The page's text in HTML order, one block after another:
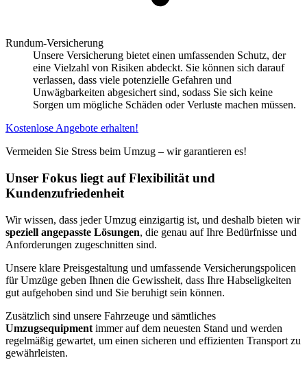
Rundum-Versicherung
Unsere Versicherung bietet einen umfassenden Schutz, der
eine Vielzahl von Risiken abdeckt. Sie können sich darauf
verlassen, dass viele potenzielle Gefahren und
Unwägbarkeiten abgesichert sind, sodass Sie sich keine
Sorgen um mögliche Schäden oder Verluste machen müssen.
Kostenlose Angebote erhalten!
Vermeiden Sie Stress beim Umzug – wir garantieren es!
Unser Fokus liegt auf Flexibilität und
Kundenzufriedenheit
Wir wissen, dass jeder Umzug einzigartig ist, und deshalb bieten wir
speziell angepasste Lösungen, die genau auf Ihre Bedürfnisse und
Anforderungen zugeschnitten sind.
Unsere klare Preisgestaltung und umfassende Versicherungspolicen
für Umzüge geben Ihnen die Gewissheit, dass Ihre Habseligkeiten
gut aufgehoben sind und Sie beruhigt sein können.
Zusätzlich sind unsere Fahrzeuge und sämtliches
Umzugsequipment immer auf dem neuesten Stand und werden
regelmäßig gewartet, um einen sicheren und effizienten Transport zu
gewährleisten.